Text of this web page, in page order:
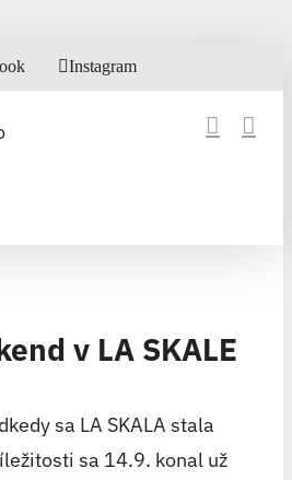
Instagram
v LA SKALE
sa LA SKALA stala
sa 14.9. konal už